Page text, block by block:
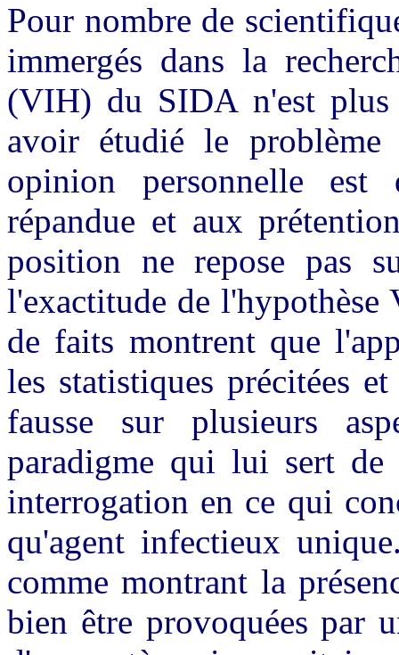
Pour nombre de
immergés dans la
(VIH) du SIDA n'est
avoir étudié le
opinion personnelle est
répandue et aux
position ne repose pas
l'exactitude de
de faits montrent que
les statistiques précitées
fausse sur plusieurs
paradigme qui lui sert
interrogation en ce qui
qu'agent infectieux
comme montrant la
bien être provoquées par